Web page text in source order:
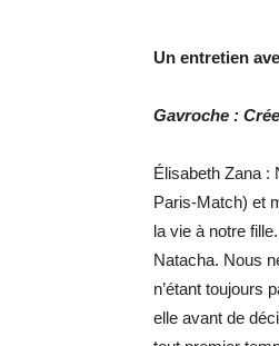
Un entretien
Gavroche :
Élisabeth Zana :
Paris-Match) et
la vie à notre
Natacha. Nous
n’étant toujours
elle avant de